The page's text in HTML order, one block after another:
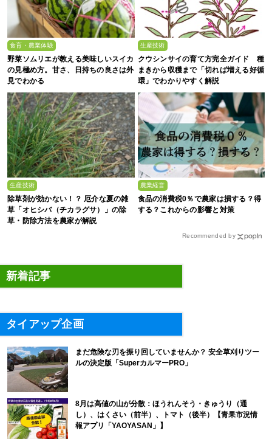
食育・農業体験
野菜ソムリエが教える美味しいスイカ
の見極め方。甘さ、日持ちの良さは外
見でわかる
生産技術
クウシンサイの育て方完全ガイド 種
まきから収穫まで「切れば増える好循
環」でわかりやすく解説
生産技術
除草剤が効かない！？ 厄介な夏の雑
草「オヒシバ（チカラグサ）」の除
草・防除方法を農家が解説
農業経営
食品の消費税0％で農家は損する？得
する？これからの影響と対策
Recommended by
新着記事
タイアップ企画
まだ危険な刃を振り回していませんか？ 安全草刈りツー
ルの決定版「SuperカルマーPRO」
8月は高値の山が分散：ほうれんそう・きゅうり（通
し）、はくさい（前半）、トマト（後半）【青果市況情
報アプリ「YAOYASAN」】